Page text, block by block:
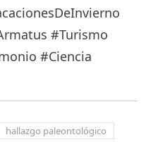
#Turismo
#Ciencia
hallazgo paleontológico